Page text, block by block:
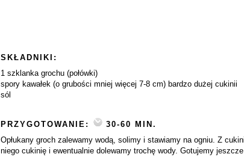
SKŁADNIKI:
1 szklanka grochu (połówki)
spory kawałek (o grubości mniej więcej 7-8 cm) bardzo dużej cukinii
sól
PRZYGOTOWANIE:
30-60 MIN.
Opłukany groch zalewamy wodą, solimy i stawiamy na ogniu. Z
niego cukinię i ewentualnie dolewamy trochę wody. Gotujemy